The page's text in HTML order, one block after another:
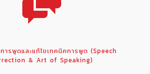
รพูดและแก้ไขเทคนิคการพูด (Speech
& Art of Speaking)